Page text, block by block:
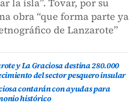
la isla”. Tovar, por su
obra “que forma parte ya
de Lanzarote”
y La Graciosa destina 280.000
del sector pesquero insular
contarán con ayudas para
histórico